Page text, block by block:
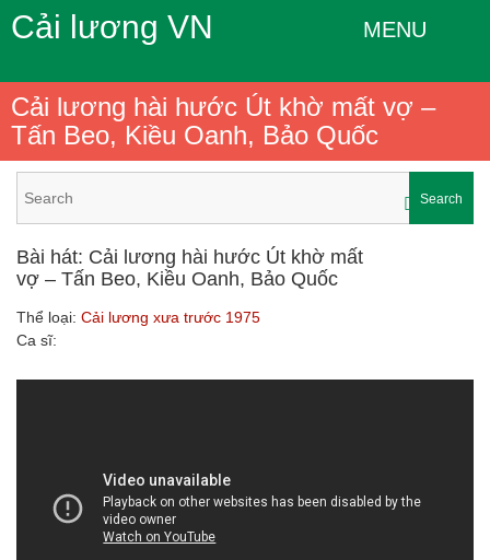
Cải lương VN MENU
Cải lương hài hước Út khờ mất vợ –
Tấn Beo, Kiều Oanh, Bảo Quốc
Search
Bài hát: Cải lương hài hước Út khờ mất
vợ – Tấn Beo, Kiều Oanh, Bảo Quốc
Thể loại: Cải lương xưa trước 1975
Ca sĩ: